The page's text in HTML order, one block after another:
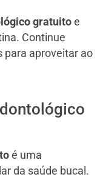
gratuito e
Continue
para aproveitar ao
é uma
da saúde bucal.